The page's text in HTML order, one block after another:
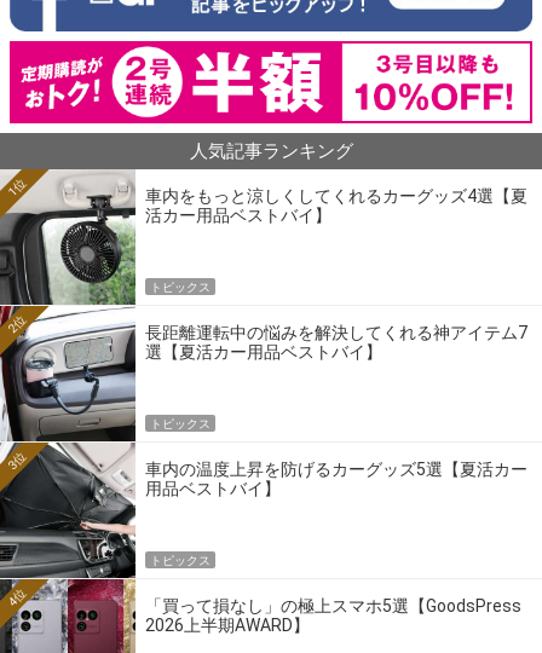
人気記事ランキング
車内をもっと涼しくしてくれるカーグッズ4選【夏
活カー用品ベストバイ】
1位
トピックス
長距離運転中の悩みを解決してくれる神アイテム7
選【夏活カー用品ベストバイ】
2位
トピックス
車内の温度上昇を防げるカーグッズ5選【夏活カー
用品ベストバイ】
3位
トピックス
「買って損なし」の極上スマホ5選【GoodsPress
2026上半期AWARD】
4位